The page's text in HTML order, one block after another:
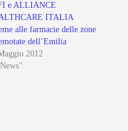
e ALLIANCE
ITALIA
alle farmacie delle zone
dell’Emilia
2012